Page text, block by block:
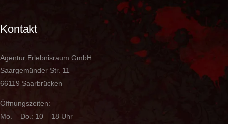
Kontakt
Agentur Erlebnisraum GmbH
Saargemünder Str. 11
66119 Saarbrücken
Öffnungszeiten:
Mo. – Do.: 10 – 18 Uhr